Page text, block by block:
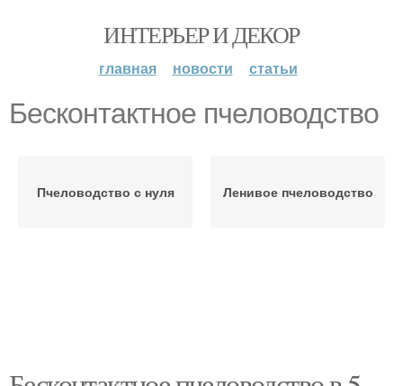
ИНТЕРЬЕР И ДЕКОР
главная новости статьи
Бесконтактное пчеловодство
Пчеловодство с нуля Ленивое пчеловодство